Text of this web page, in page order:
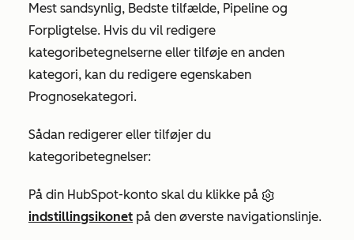
Mest sandsynlig, Bedste tilfælde, Pipeline og
Forpligtelse. Hvis du vil redigere
kategoribetegnelserne eller tilføje en anden
kategori, kan du redigere egenskaben
Prognosekategori.
Sådan redigerer eller tilføjer du
kategoribetegnelser:
På din HubSpot-konto skal du klikke på
indstillingsikonet på den øverste navigationslinje.